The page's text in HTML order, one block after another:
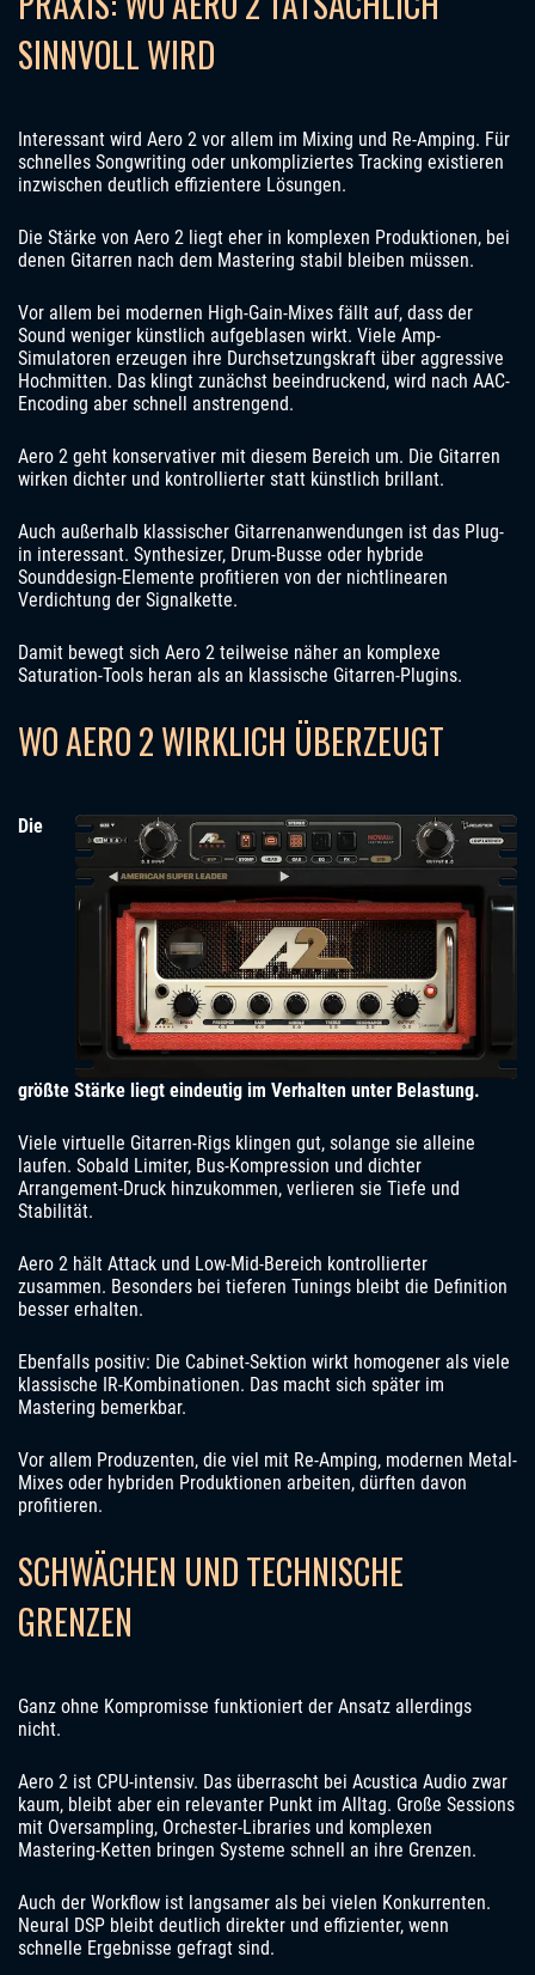
SINNVOLL WIRD
Interessant wird Aero 2 vor allem im Mixing und Re-Amping. Für
schnelles Songwriting oder unkompliziertes Tracking existieren
inzwischen deutlich effizientere Lösungen.
Die Stärke von Aero 2 liegt eher in komplexen Produktionen, bei
denen Gitarren nach dem Mastering stabil bleiben müssen.
Vor allem bei modernen High-Gain-Mixes fällt auf, dass der
Sound weniger künstlich aufgeblasen wirkt. Viele Amp-
Simulatoren erzeugen ihre Durchsetzungskraft über aggressive
Hochmitten. Das klingt zunächst beeindruckend, wird nach AAC-
Encoding aber schnell anstrengend.
Aero 2 geht konservativer mit diesem Bereich um. Die Gitarren
wirken dichter und kontrollierter statt künstlich brillant.
Auch außerhalb klassischer Gitarrenanwendungen ist das Plug-
in interessant. Synthesizer, Drum-Busse oder hybride
Sounddesign-Elemente profitieren von der nichtlinearen
Verdichtung der Signalkette.
Damit bewegt sich Aero 2 teilweise näher an komplexe
Saturation-Tools heran als an klassische Gitarren-Plugins.
WO AERO 2 WIRKLICH ÜBERZEUGT
Die
größte Stärke liegt eindeutig im Verhalten unter Belastung.
Viele virtuelle Gitarren-Rigs klingen gut, solange sie alleine
laufen. Sobald Limiter, Bus-Kompression und dichter
Arrangement-Druck hinzukommen, verlieren sie Tiefe und
Stabilität.
Aero 2 hält Attack und Low-Mid-Bereich kontrollierter
zusammen. Besonders bei tieferen Tunings bleibt die Definition
besser erhalten.
Ebenfalls positiv: Die Cabinet-Sektion wirkt homogener als viele
klassische IR-Kombinationen. Das macht sich später im
Mastering bemerkbar.
Vor allem Produzenten, die viel mit Re-Amping, modernen Metal-
Mixes oder hybriden Produktionen arbeiten, dürften davon
profitieren.
SCHWÄCHEN UND TECHNISCHE
GRENZEN
Ganz ohne Kompromisse funktioniert der Ansatz allerdings
nicht.
Aero 2 ist CPU-intensiv. Das überrascht bei Acustica Audio zwar
kaum, bleibt aber ein relevanter Punkt im Alltag. Große Sessions
mit Oversampling, Orchester-Libraries und komplexen
Mastering-Ketten bringen Systeme schnell an ihre Grenzen.
Auch der Workflow ist langsamer als bei vielen Konkurrenten.
Neural DSP bleibt deutlich direkter und effizienter, wenn
schnelle Ergebnisse gefragt sind.